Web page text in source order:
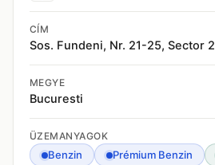
CÍM
Sos. Fundeni, Nr. 21-25, Sector 2
MEGYE
Bucuresti
ÜZEMANYAGOK
Benzin Prémium Benzin